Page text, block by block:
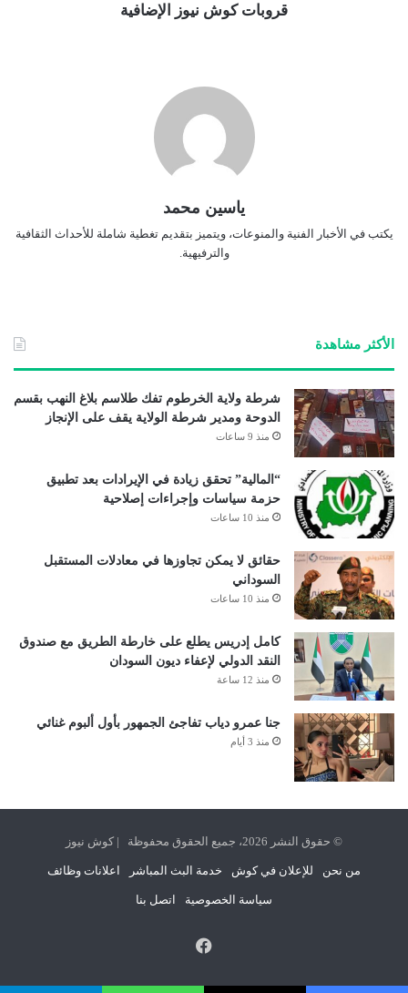
قروبات كوش نيوز الإضافية
ياسين محمد
يكتب في الأخبار الفنية والمنوعات، ويتميز بتقديم تغطية شاملة للأحداث الثقافية
والترفيهية.
الأكثر مشاهدة
شرطة ولاية الخرطوم تفك طلاسم بلاغ النهب بقسم
الدوحة ومدير شرطة الولاية يقف على الإنجاز
منذ 9 ساعات
“المالية” تحقق زيادة في الإيرادات بعد تطبيق
حزمة سياسات وإجراءات إصلاحية
منذ 10 ساعات
حقائق لا يمكن تجاوزها في معادلات المستقبل
السوداني
منذ 10 ساعات
كامل إدريس يطلع على خارطة الطريق مع صندوق
النقد الدولي لإعفاء ديون السودان
منذ 12 ساعة
جنا عمرو دياب تفاجئ الجمهور بأول ألبوم غنائي
منذ 3 أيام
© حقوق النشر 2026، جميع الحقوق محفوظة | كوش نيوز
من نحن للإعلان في كوش خدمة البث المباشر اعلانات وظائف
سياسة الخصوصية اتصل بنا